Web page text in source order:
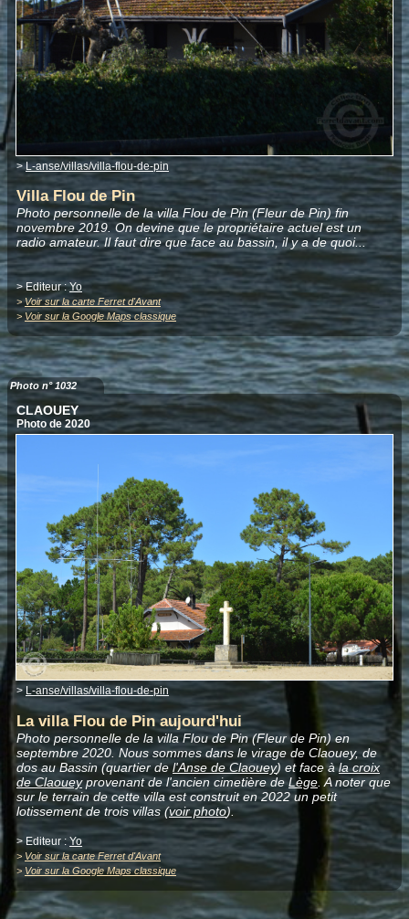
>L-anse/villas/villa-flou-de-pin
Villa Flou de Pin
Photo personnelle de la villa Flou de Pin (Fleur de Pin) fin
novembre 2019. On devine que le propriétaire actuel est un
radio amateur. Il faut dire que face au bassin, il y a de quoi...
> Editeur :Yo
>Voir sur la carte Ferret d'Avant
> Voir sur la Google Maps classique
Photo n° 1032
CLAOUEY
Photo de 2020
>L-anse/villas/villa-flou-de-pin
La villa Flou de Pin aujourd'hui
Photo personnelle de la villa Flou de Pin (Fleur de Pin) en
septembre 2020. Nous sommes dans le virage de Claouey, de
dos au Bassin (quartier del'Anse de Claouey) et face àla croix
de Claoueyprovenant de l'ancien cimetière deLège. A noter que
sur le terrain de cette villa est construit en 2022 un petit
lotissement de trois villas (voir photo).
> Editeur : Yo
> Voir sur la carte Ferret d'Avant
> Voir sur la Google Maps classique